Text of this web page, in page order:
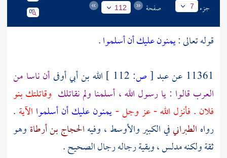
جزء 7 صفحة 112
قوله تعالى :يمنون عليك أن أسلموا.
11361 عن
عبد [ص: الله بن أبي أوفىأن ناسا من
العرب قالوا : يا رسول الله ، أسلمنا ولم نقاتلك وقاتلتك بنو
فلان . فأنزل الله - عز وجل -يمنون عليك أن أسلموا الآية .
رواه الطبرانيفي الكبير والأوسط ، وفيهالحجاج بن أرطاة وهو
ثقة ولكنه مدلس ، وبقية رجاله رجال الصحيح .